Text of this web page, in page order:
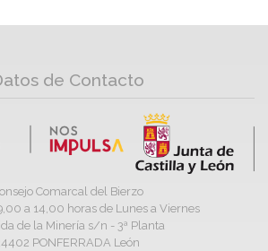
de Contacto
Comarcal del Bierzo
a 14,00 horas de Lunes a Viernes
de la Minería s/n - 3ª Planta
PONFERRADA León